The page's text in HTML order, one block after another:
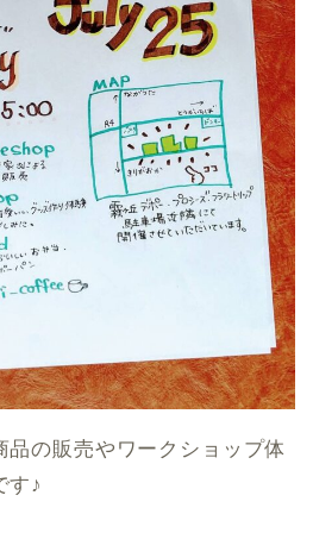
品の販売やワークショップ体
す♪